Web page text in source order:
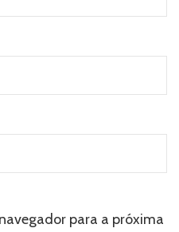
para a próxima